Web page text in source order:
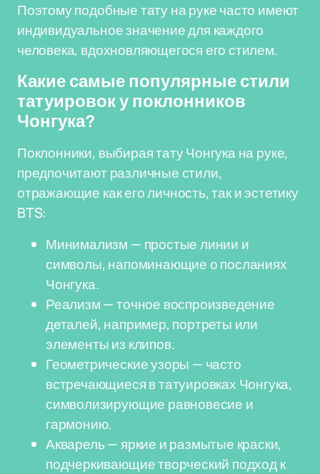
Поэтому подобные тату на руке часто имеют
индивидуальное значение для каждого
человека, вдохновляющегося его стилем.
Какие самые популярные стили
татуировок у поклонников
Чонгука?
Поклонники, выбирая тату Чонгука на руке,
предпочитают различные стили,
отражающие как его личность, так и эстетику
BTS:
Минимализм — простые линии и
символы, напоминающие о посланиях
Чонгука.
Реализм — точное воспроизведение
деталей, например, портреты или
элементы из клипов.
Геометрические узоры — часто
встречающиеся в татуировках Чонгука,
символизирующие равновесие и
гармонию.
Акварель — яркие и размытые краски,
подчеркивающие творческий подход к